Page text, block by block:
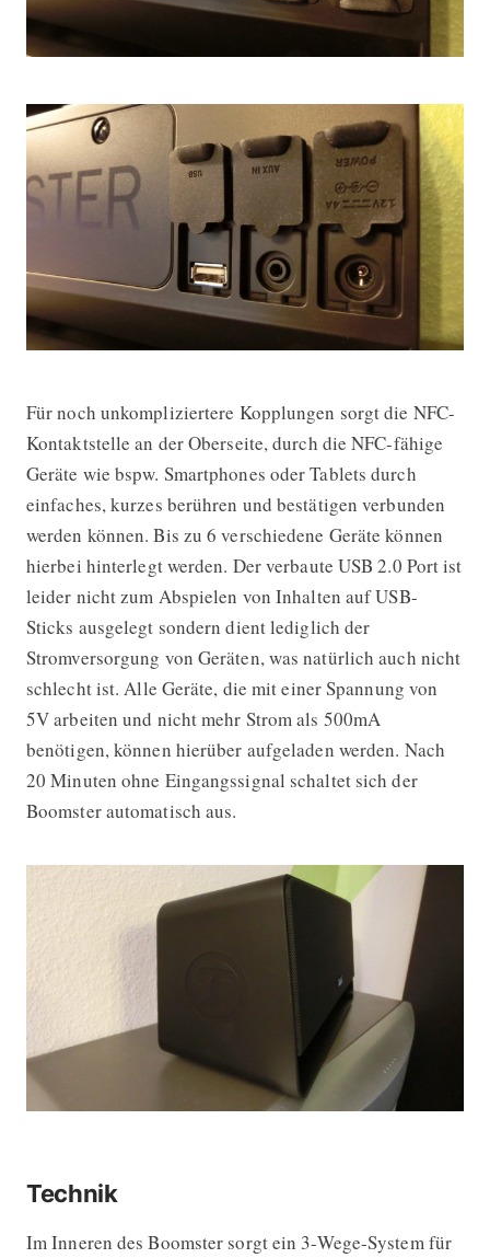
Für noch unkompliziertere Kopplungen sorgt die NFC-
Kontaktstelle an der Oberseite, durch die NFC-fähige
Geräte wie bspw. Smartphones oder Tablets durch
einfaches, kurzes berühren und bestätigen verbunden
werden können. Bis zu 6 verschiedene Geräte können
hierbei hinterlegt werden. Der verbaute USB 2.0 Port ist
leider nicht zum Abspielen von Inhalten auf USB-
Sticks ausgelegt sondern dient lediglich der
Stromversorgung von Geräten, was natürlich auch nicht
schlecht ist. Alle Geräte, die mit einer Spannung von
5V arbeiten und nicht mehr Strom als 500mA
benötigen, können hierüber aufgeladen werden. Nach
20 Minuten ohne Eingangssignal schaltet sich der
Boomster automatisch aus.
Technik
Im Inneren des Boomster sorgt ein 3-Wege-System für